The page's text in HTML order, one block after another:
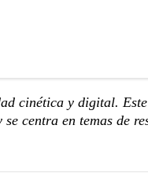
cinética y digital.
centra en temas de